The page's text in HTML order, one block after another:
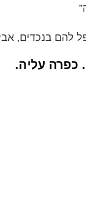
להם בנכדים,
כפרה עליה.